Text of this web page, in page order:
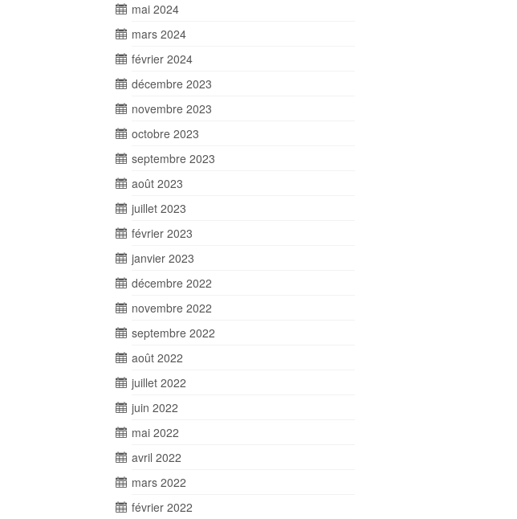
mai 2024
mars 2024
février 2024
décembre 2023
novembre 2023
octobre 2023
septembre 2023
août 2023
juillet 2023
février 2023
janvier 2023
décembre 2022
novembre 2022
septembre 2022
août 2022
juillet 2022
juin 2022
mai 2022
avril 2022
mars 2022
février 2022